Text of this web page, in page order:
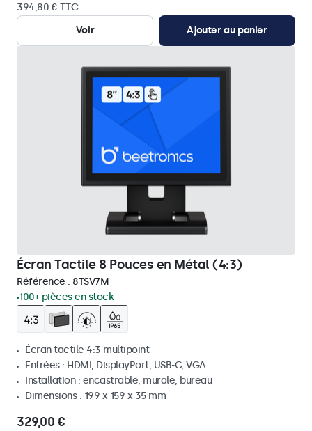
394,80 € TTC
Voir
Ajouter au panier
Écran Tactile 8 Pouces en Métal (4:3)
Référence : 8TSV7M
100+ pièces en stock
Écran tactile 4:3 multipoint
Entrées : HDMI, DisplayPort, USB-C, VGA
Installation : encastrable, murale, bureau
Dimensions : 199 x 159 x 35 mm
329,00 €